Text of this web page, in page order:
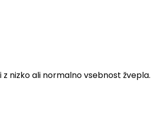
nizko ali normalno vsebnost žvepla.